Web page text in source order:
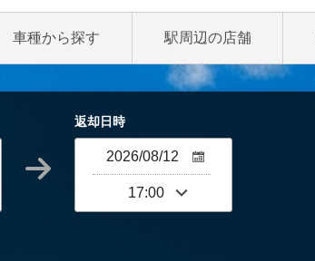
車種から探す 駅周辺の店舗
返却日時